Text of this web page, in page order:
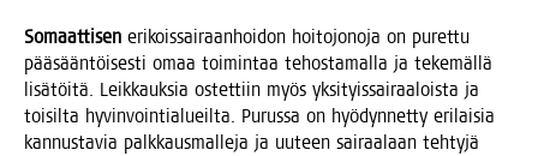
Somaat­ti­sen eri­kois­sai­raan­hoi­don hoi­to­jo­no­ja on puret­tu
pää­sään­töi­ses­ti omaa toi­min­taa tehos­ta­mal­la ja teke­mäl­lä
lisä­töi­tä. Leik­kauk­sia ostet­tiin myös yksi­tyis­sai­raa­lois­ta ja
toi­sil­ta hyvin­voin­tia­lueil­ta. Purus­sa on hyö­dyn­net­ty eri­lai­sia
kan­nus­ta­via palk­kaus­mal­le­ja ja uuteen sai­raa­laan teh­ty­jä